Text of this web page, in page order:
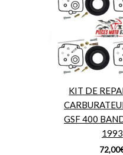
KIT DE
GSF 400
1993
72,00